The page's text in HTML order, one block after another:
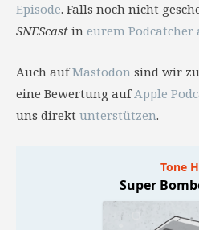
Episode. Falls noch nicht
SNEScast in eurem
Auch aufMastodon sind wir
eine Bewertung aufApple
uns direkt unterstützen.